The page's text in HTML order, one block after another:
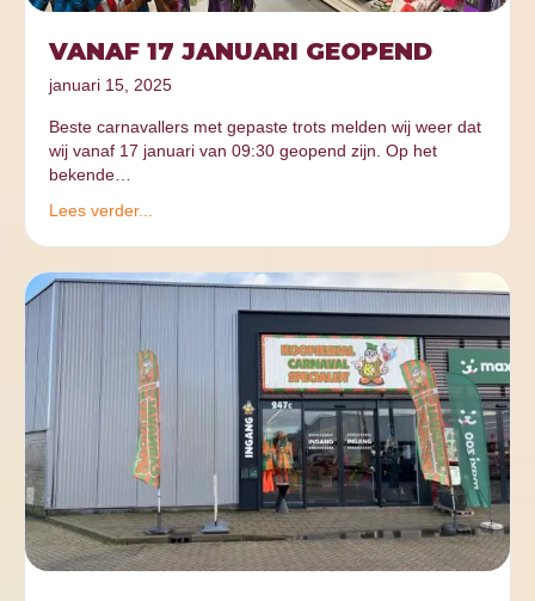
VANAF 17 JANUARI GEOPEND
januari 15, 2025
Beste carnavallers met gepaste trots melden wij weer dat
wij vanaf 17 januari van 09:30 geopend zijn. Op het
bekende…
Lees verder...